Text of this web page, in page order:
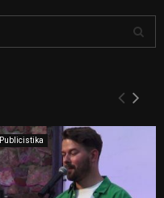
Y
H
Publicistika